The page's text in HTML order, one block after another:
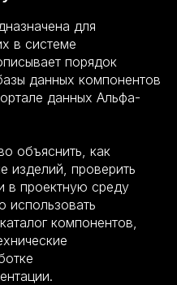
для
в системе
порядок
данных компонентов
данных Альфа-
объяснить, как
изделий, проверить
в проектную среду
использовать
компонентов,